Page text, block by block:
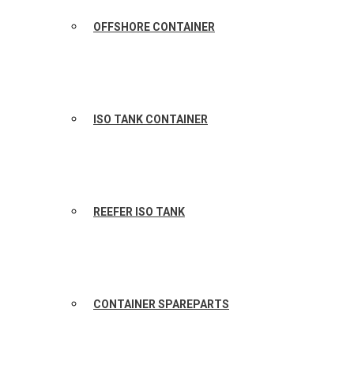
OFFSHORE CONTAINER
ISO TANK CONTAINER
REEFER ISO TANK
CONTAINER SPAREPARTS